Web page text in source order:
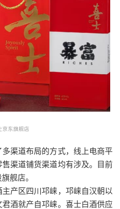
京东旗舰店
渠道布局的方式，线上电商平
渠道铺货渠道均有涉及。目前
舰店。
产区四川邛崃，邛崃自汉朝以
酒就产自邛崃。喜士白酒供应